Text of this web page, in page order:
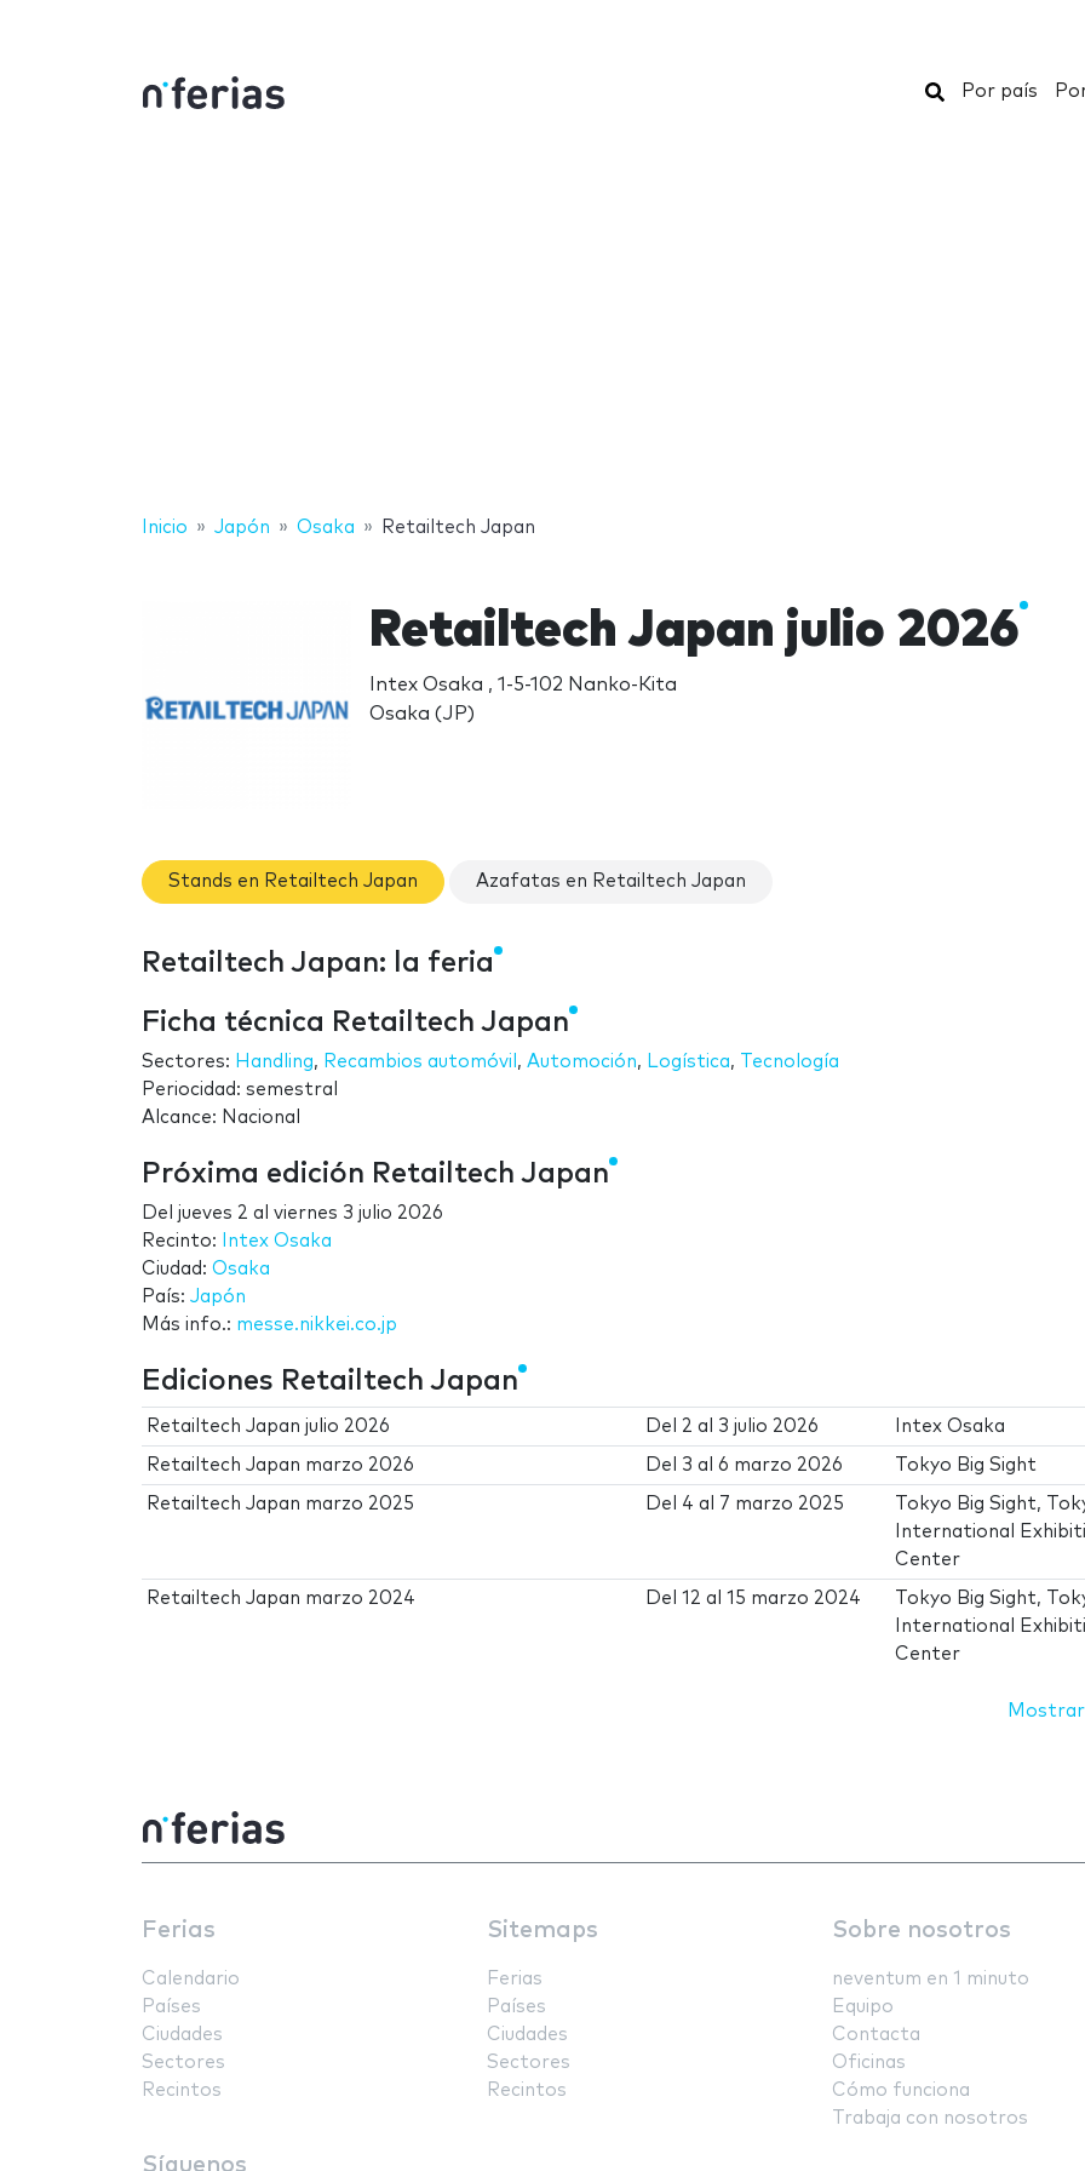
Buscar
Por país
Inicio Japón Osaka Retailtech Japan
Retailtech Japan julio 2026
Intex Osaka , 1-5-102 Nanko-Kita
Osaka (JP)
Stands en Retailtech Japan Azafatas en Retailtech Japan
Retailtech Japan: la feria
Ficha técnica Retailtech Japan
Sectores: Handling, Recambios automóvil , Automoción, Logística, Tecnología
Periocidad: semestral
Alcance: Nacional
Próxima edición Retailtech Japan
Del jueves 2 al viernes 3 julio 2026
Recinto:
Intex Osaka
Ciudad: Osaka
País: Japón
Más info.: messe.nikkei.co.jp
Ediciones Retailtech Japan
Retailtech Japan julio 2026 Del 2 al 3 julio 2026 Intex Osaka
Retailtech Japan marzo 2026 Del 3 al6 marzo 2026 Tokyo Big Sight
Retailtech Japan marzo 2025 Del 4 al 7 marzo 2025
Tokyo Big Sight,
International
Center
Retailtech Japan marzo 2024 Del12 al15 marzo 2024
Tokyo Big Sight,
International
Center
Mostrar
Ferias
Calendario
Países
Ciudades
Sectores
Recintos
Sitemaps
Ferias
Países
Ciudades
Sectores
Recintos
Sobre nosotros
neventum en 1 minuto
Equipo
Contacta
Oficinas
Cómo funciona
Trabaja con nosotros
Síguenos